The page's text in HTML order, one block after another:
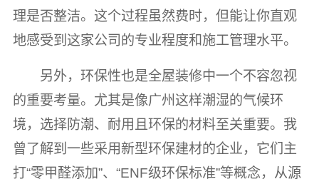
理是否整洁。这个过程虽然费时，但能让你直观
地感受到这家公司的专业程度和施工管理水平。
另外，环保性也是全屋装修中一个不容忽视
的重要考量。尤其是像广州这样潮湿的气候环
境，选择防潮、耐用且环保的材料至关重要。我
曾了解到一些采用新型环保建材的企业，它们主
打“零甲醛添加”、“ENF级环保标准”等概念，从源